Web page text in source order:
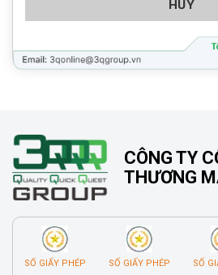
HỦY
CÔNG TY
THƯƠNG
SỐ GIẤY PHÉP SỐ GIẤY PHÉP SỐ